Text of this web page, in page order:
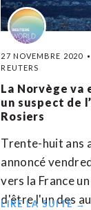
27 NOVEMBRE 2020
REUTERS
La Norvège va
un suspect de
Rosiers
Trente-huit ans
annoncé
vers la France
d'être l'un des
LIRE LA SUITE →